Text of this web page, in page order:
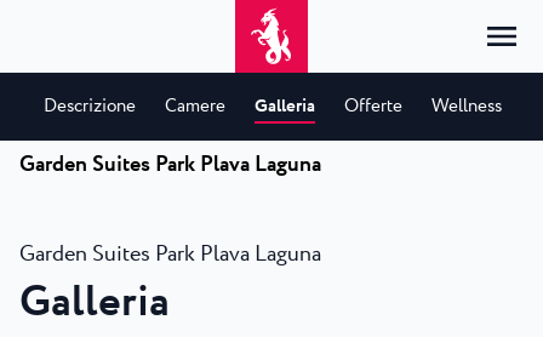
Pagina iniziale
Alloggio
Per tipo
Per destinazione
Resort
ITHrvatski
English
Descrizione Camere Galleria Offerte Wellness
Garden Suites Park Plava Laguna
Garden Suites Park Plava Laguna
Galleria